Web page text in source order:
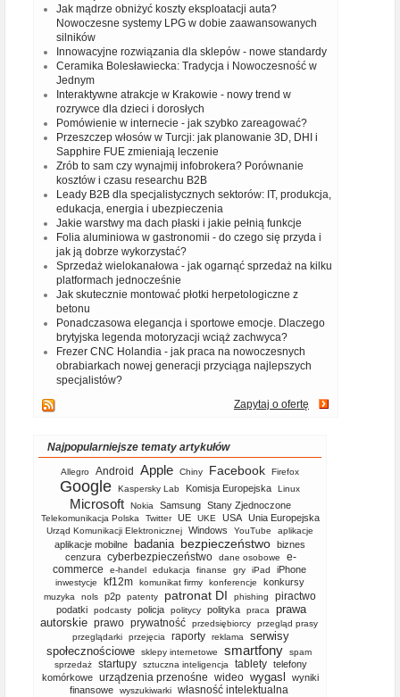
Jak mądrze obniżyć koszty eksploatacji auta?
Nowoczesne systemy LPG w dobie zaawansowanych
silników
Innowacyjne rozwiązania dla sklepów - nowe standardy
Ceramika Bolesławiecka: Tradycja i Nowoczesność w
Jednym
Interaktywne atrakcje w Krakowie - nowy trend w
rozrywce dla dzieci i dorosłych
Pomówienie w internecie - jak szybko zareagować?
Przeszczep włosów w Turcji: jak planowanie 3D, DHI i
Sapphire FUE zmieniają leczenie
Zrób to sam czy wynajmij infobrokera? Porównanie
kosztów i czasu researchu B2B
Leady B2B dla specjalistycznych sektorów: IT, produkcja,
edukacja, energia i ubezpieczenia
Jakie warstwy ma dach płaski i jakie pełnią funkcje
Folia aluminiowa w gastronomii - do czego się przyda i
jak ją dobrze wykorzystać?
Sprzedaż wielokanałowa - jak ogarnąć sprzedaż na kilku
platformach jednocześnie
Jak skutecznie montować płotki herpetologiczne z
betonu
Ponadczasowa elegancja i sportowe emocje. Dlaczego
brytyjska legenda motoryzacji wciąż zachwyca?
Frezer CNC Holandia - jak praca na nowoczesnych
obrabiarkach nowej generacji przyciąga najlepszych
specjalistów?
Zapytaj o ofertę
Najpopularniejsze tematy artykułów
Allegro Android Apple Chiny Facebook Firefox
Google Kaspersky Lab Komisja Europejska Linux
Microsoft Nokia Samsung Stany Zjednoczone
Telekomunikacja Polska Twitter UE UKE USA Unia Europejska
Urząd Komunikacji Elektronicznej Windows YouTube aplikacje
aplikacje mobilne badania bezpieczeństwo biznes
cenzura cyberbezpieczeństwo dane osobowe
e-
commerce
e-handel edukacja finanse gry iPad iPhone
inwestycje kf12m komunikat firmy konferencje konkursy
muzyka nols p2p patenty patronat DI phishing piractwo
podatki podcasty policja politycy polityka praca
prawa
autorskie prawo prywatność przedsiębiorcy
przegląd prasy
przeglądarki
przejęcia raporty reklama
serwisy
społecznościowe
sklepy internetowe smartfony
spam
sprzedaż
startupy sztuczna inteligencja tablety telefony
komórkowe
urządzenia przenośne wideo wygasl
wyniki
finansowe
wyszukiwarki własność intelektualna